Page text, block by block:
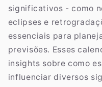
significativos - como
eclipses e
essenciais para
previsões. Esses
insights sobre como
influenciar diversos